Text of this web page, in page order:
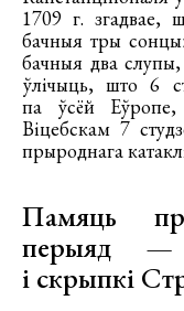
1709 г. згадвае,
бачныя тры
бачныя два
ўлічыць, што 6
па ўсёй
Віцебскам 7
прыроднага
Памяць
перыяд —
і скрыпкі